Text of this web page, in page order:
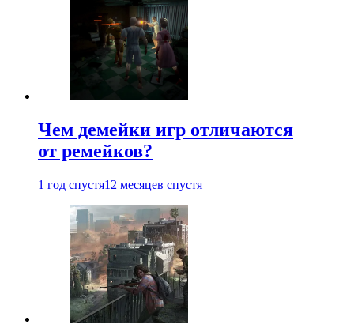
Чем демейки игр отличаются
от ремейков?
1 год спустя12 месяцев спустя